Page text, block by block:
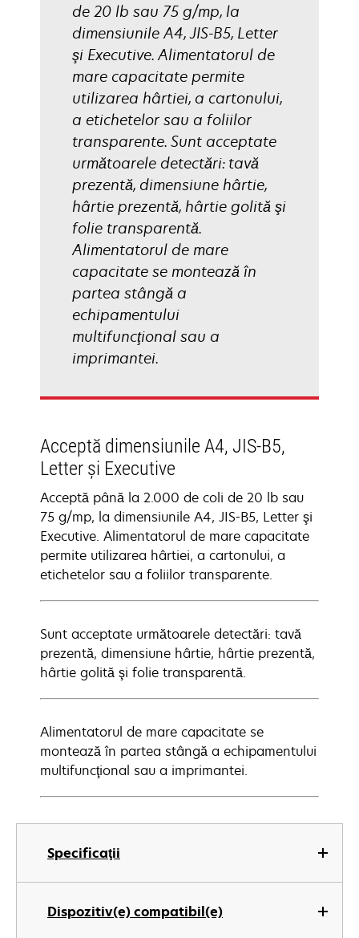
Specificaţii
Dispozitiv(e) compatibil(e)
de 20 lb sau 75 g/mp, la
dimensiunile A4, JIS-B5, Letter
şi Executive. Alimentatorul de
mare capacitate permite
utilizarea hârtiei, a cartonului,
a etichetelor sau a foliilor
transparente. Sunt acceptate
următoarele detectări: tavă
prezentă, dimensiune hârtie,
hârtie prezentă, hârtie golită şi
folie transparentă.
Alimentatorul de mare
capacitate se montează în
partea stângă a
echipamentului
multifuncţional sau a
imprimantei.
Acceptă dimensiunile A4, JIS-B5,
Letter şi Executive
Acceptă până la 2.000 de coli de 20 lb sau
75 g/mp, la dimensiunile A4, JIS-B5, Letter şi
Executive. Alimentatorul de mare capacitate
permite utilizarea hârtiei, a cartonului, a
etichetelor sau a foliilor transparente.
Sunt acceptate următoarele detectări: tavă
prezentă, dimensiune hârtie, hârtie prezentă,
hârtie golită şi folie transparentă.
Alimentatorul de mare capacitate se
montează în partea stângă a echipamentului
multifuncţional sau a imprimantei.